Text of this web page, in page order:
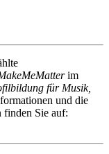
im
für Musik,
und die
finden Sie auf: